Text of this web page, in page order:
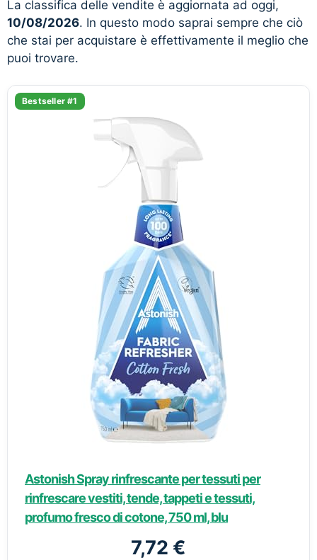
La classifica delle vendite è aggiornata ad oggi,
10/08/2026. In questo modo saprai sempre che ciò
che stai per acquistare è effettivamente il meglio che
puoi trovare.
Bestseller #1
Astonish Spray rinfrescante per tessuti per
rinfrescare vestiti, tende, tappeti e tessuti,
profumo fresco di cotone, 750 ml, blu
7,72 €